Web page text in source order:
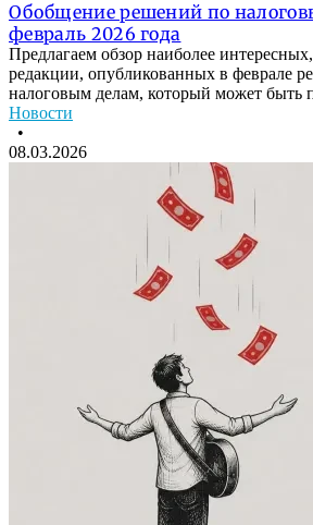
Обобщение решений по
февраль 2026 года
Предлагаем обзор наиболее
редакции, опубликованных в феврале
налоговым делам, который может быть
Новости
•
08.03.2026